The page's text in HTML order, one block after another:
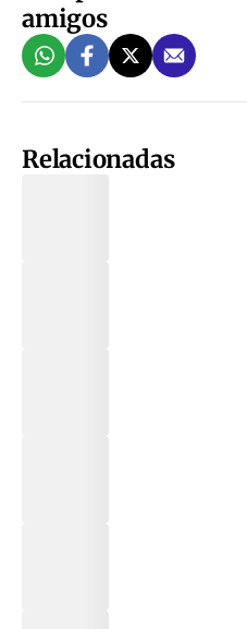
amigos
Relacionadas